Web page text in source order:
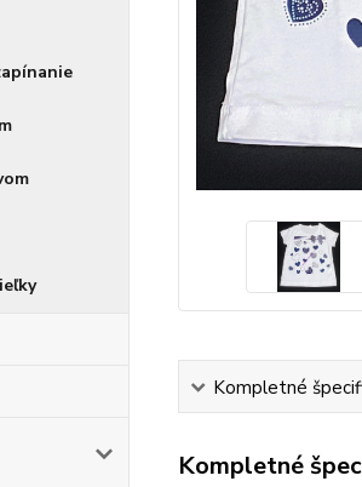
Kompletné
Kompletné